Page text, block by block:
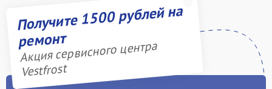
Получите 1500 рублей на
ремонт
Акция сервисного центра
Vestfrost